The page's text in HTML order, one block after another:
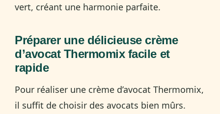
vert, créant une harmonie parfaite.
Préparer une délicieuse crème
d’avocat Thermomix facile et
rapide
Pour réaliser une crème d’avocat Thermomix,
il suffit de choisir des avocats bien mûrs.